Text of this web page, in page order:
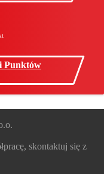
Punktów
skontaktuj się z